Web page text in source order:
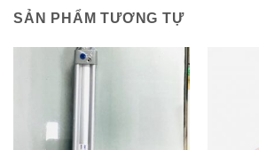
SẢN PHẨM TƯƠNG TỰ